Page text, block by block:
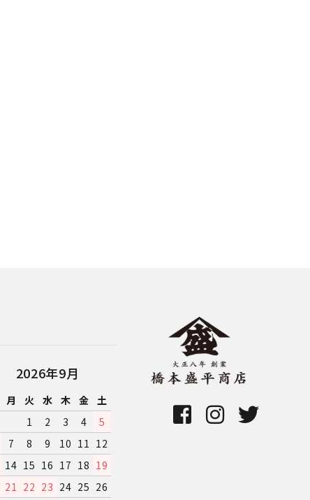
2026年9月
月 火 水 木 金 土
1
2 3 4
5
7 8 9 10 11 12
14 15 16 17 18 19
21 22 23 24 25 26